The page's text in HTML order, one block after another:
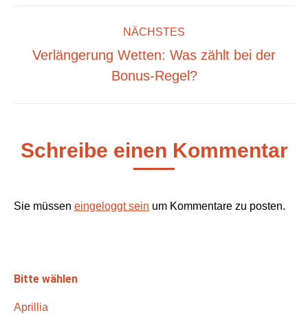
Kommentarnavigation
NÄCHSTES
Nächster
Beitrag:
Verlängerung Wetten: Was zählt bei der
Bonus‑Regel?
Schreibe einen Kommentar
Sie müssen eingeloggt sein um Kommentare zu posten.
Bitte wählen
Aprillia